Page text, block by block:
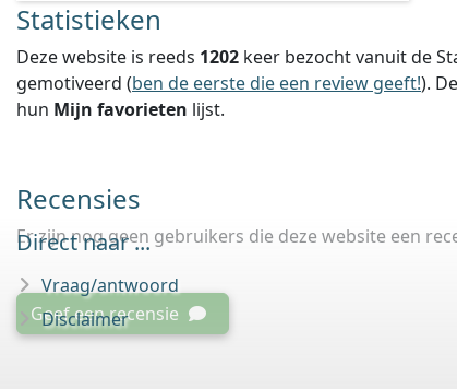
Statistieken
Deze website is reeds 1202 keer bezocht vanuit de
gemotiveerd (ben de eerste die een review geeft!).
hun Mijn favorieten lijst.
Recensies
Er zijn nog geen gebruikers die deze website een
Geef een recensie
Direct naar ...
Vraag/antwoord
Disclaimer